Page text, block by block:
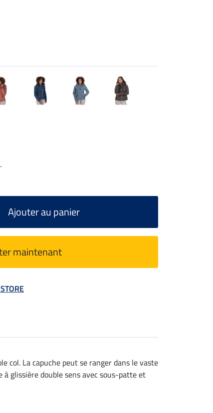
Ajouter au panier
maintenant
col. La capuche peut se ranger dans le vaste
glissière double sens avec sous-patte et